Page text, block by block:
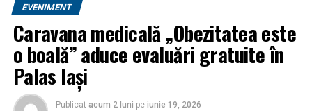
ARTICOLE PE ACEIASI TEMA:
URMATORUL
Kanal D, strategia cu care a șocat pe toată lumea!
Colaps total la postul turc de televiziune! Războinicul
Alin Andronic îi îngroapă cu noi dezvăluiri despre
produsul lor premium Exatlon | BacauAZI
EVENIMENT
Caravana medicală „Obezitatea este
o boală” aduce evaluări gratuite în
Palas Iași
Publicat acum 2 luni pe iunie 19, 2026